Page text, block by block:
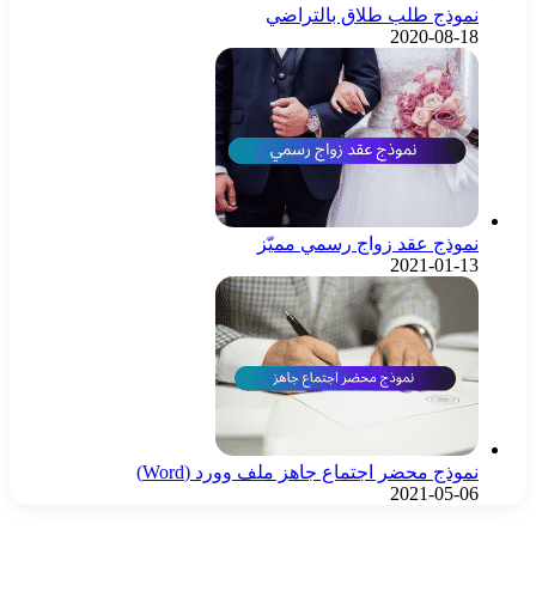
نموذج طلب طلاق بالتراضي
2020-08-18
نموذج عقد زواج رسمي مميّز
2021-01-13
نموذج محضر اجتماع جاهز ملف وورد (Word)
2021-05-06